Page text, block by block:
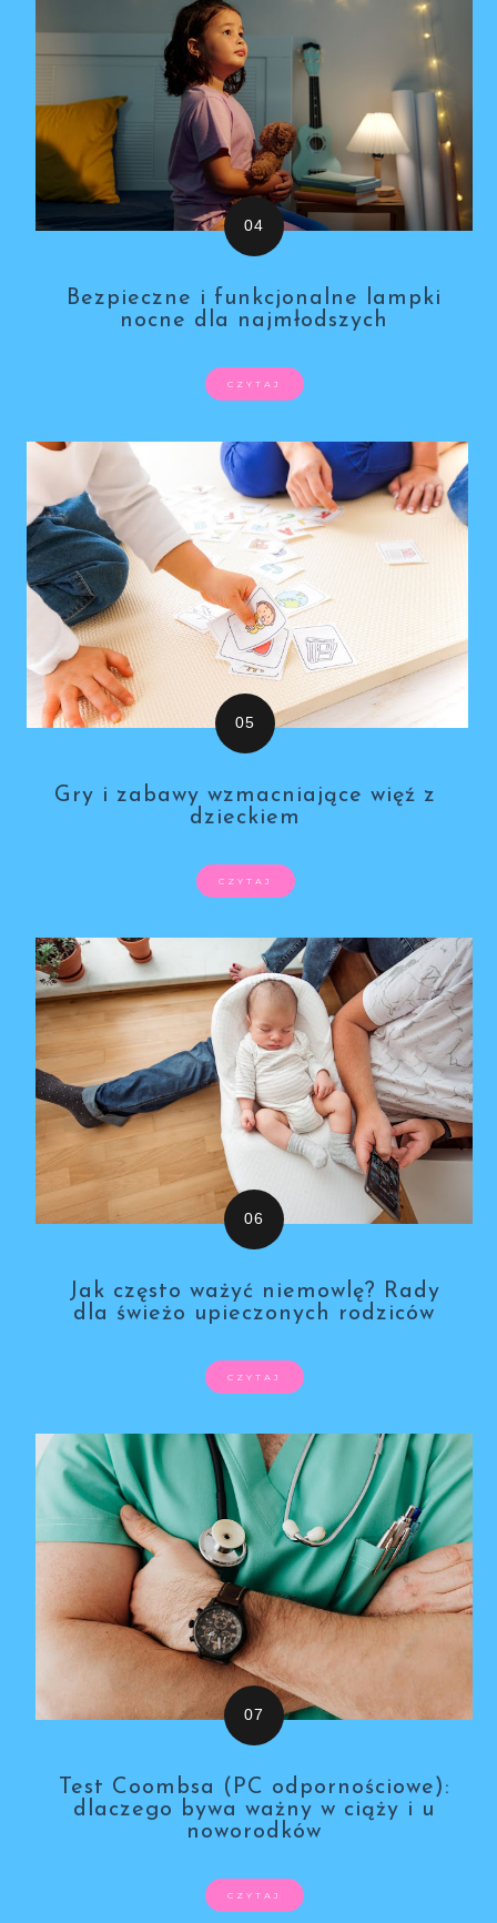
Bezpieczne i funkcjonalne lampki
nocne dla najmłodszych
CZYTAJ
Gry i zabawy wzmacniające więź z
dzieckiem
CZYTAJ
Jak często ważyć niemowlę? Rady
dla świeżo upieczonych rodziców
CZYTAJ
Test Coombsa (PC odpornościowe):
dlaczego bywa ważny w ciąży i u
noworodków
CZYTAJ